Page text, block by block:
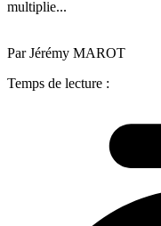
multiplie...
Par Jérémy MAROT
Temps de lecture :